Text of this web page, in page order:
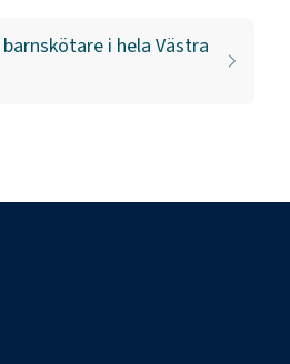
barnskötare i hela Västra